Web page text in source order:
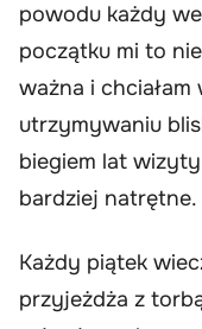
powodu każdy
początku mi to
ważna i
utrzymywaniu
biegiem lat
bardziej natrętne.
Każdy piątek
przyjeżdża z